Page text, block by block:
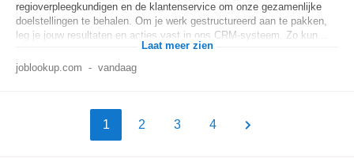
regioverpleegkundigen en de klantenservice om onze gezamenlijke
doelstellingen te behalen. Om je werk gestructureerd aan te pakken,
leg je jouw resultaten en acties vast in ons CRM-systeem. Zo kun...
Laat meer zien
joblookup.com - vandaag
1 2 3 4